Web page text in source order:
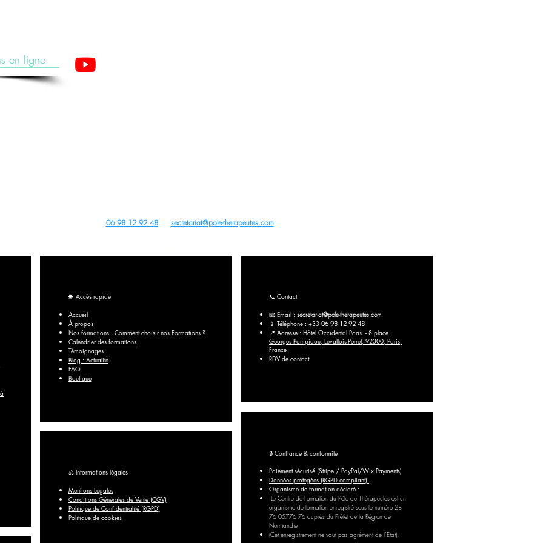
en ligne
06 98 12 92 48ou secretariat@pole-therapeutes.com
🌐 Accès rapide
Accueil
À propos
Nos formations : Comment choisir nos Formations ?
Calendrier des formations
Témoignages
Blog : Actualité
FAQ​
Boutique
⚖️ Informations légales
Mentions Légales
Conditions Générales de Vente (CGV)
Politique de Confidentialité (RGPD)
Politique de cookies
📞 Contact
📧 Email : secretariat@pole-therapeutes.com
📱 Téléphone : +33 06 98 12 92 48
📍 Adresse : Hôtel Occidental Paris - 8 place
Georges Pompidou, Levallois-Perret, 92300, Paris,
France
RDV de contact
🔒 Confiance & conformité
Paiement sécurisé (Stripe / PayPal/Wix Payments)
Données protégées (RGPD compliant)
Organisme de formation déclaré :
Le Centre de Formation du Pôle de Thérapeutes est un
organisme de formation enregistré sous le numéro 28
76 05776 76 auprès du Préfet de la Région de
Normandie
(Cet enregistrement ne vaut pas agrément de l’Etat).